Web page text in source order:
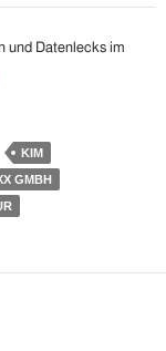
und Datenlecks im
KIM
GMBH